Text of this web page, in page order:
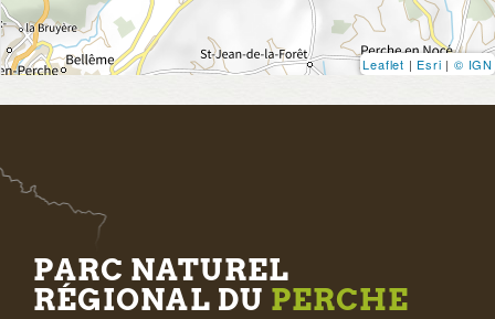
Leaflet | Esri | © IGN
PARC NATUREL
RÉGIONAL DU PERCHE